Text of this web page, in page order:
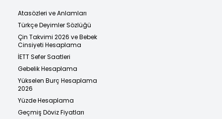
Atasözleri ve Anlamları
Türkçe Deyimler Sözlüğü
Çin Takvimi 2026 ve Bebek
Cinsiyeti Hesaplama
İETT Sefer Saatleri
Gebelik Hesaplama
Yükselen Burç Hesaplama
2026
Yüzde Hesaplama
Geçmiş Döviz Fiyatları